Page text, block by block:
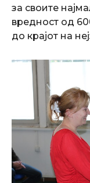
за своите
вредност од
до крајот на